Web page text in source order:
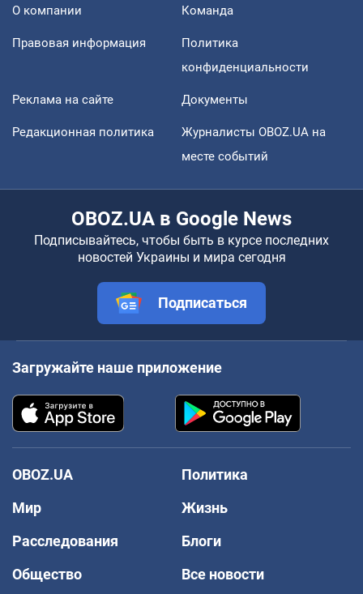
О компании Команда
Правовая информация
Политика
конфиденциальности
Реклама на сайте Документы
Редакционная политика
Журналисты OBOZ.UA на
месте событий
OBOZ.UA в Google News
Подписывайтесь, чтобы быть в курсе последних
новостей Украины и мира сегодня
Подписаться
Загружайте наше приложение
OBOZ.UA
Политика
Мир
Жизнь
Расследования
Блоги
Общество
Все новости